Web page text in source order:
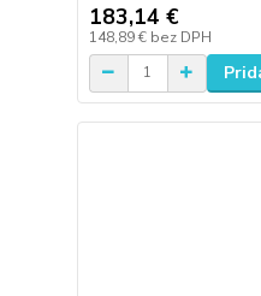
183,14 €
148,89 € bez DPH